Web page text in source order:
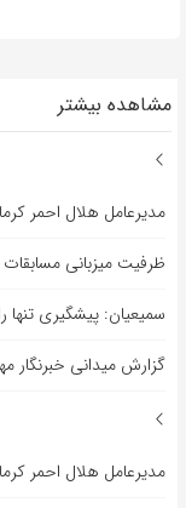
مشاهده بیشتر
مدیرعامل هلال احمر کرمان: زمین لرزه ۴.۶
ظرفیت میزبانی
سمیعیان: پیشگیری تنها
گزارش میدانی خبرنگار
مدیرعامل هلال احمر کرمان: زمین لرزه ۴.۶